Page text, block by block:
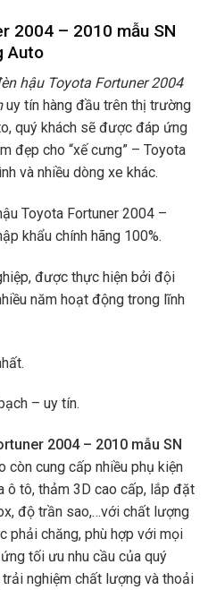
2004 – 2010 mẫu SN
Auto
hậu Toyota Fortuner 2004
uy tín hàng đầu trên thị trường
quý khách sẽ được đáp ứng
đẹp cho “xế cưng” – Toyota
và nhiều dòng xe khác.
Toyota Fortuner 2004 –
khẩu chính hãng 100%.
được thực hiện bởi đội
năm hoạt động trong lĩnh
– uy tín.
2004 – 2010 mẫu SN
còn cung cấp nhiều phụ kiện
ô tô, thảm 3D cao cấp, lắp đặt
độ trần sao,…với chất lượng
phải chăng, phù hợp với mọi
tối ưu nhu cầu của quý
nghiệm chất lượng và thoải